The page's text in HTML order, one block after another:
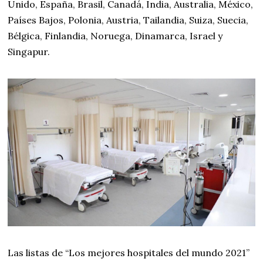
Unido, España, Brasil, Canadá, India, Australia, México,
Países Bajos, Polonia, Austria, Tailandia, Suiza, Suecia,
Bélgica, Finlandia, Noruega, Dinamarca, Israel y
Singapur.
Las listas de “Los mejores hospitales del mundo 2021”